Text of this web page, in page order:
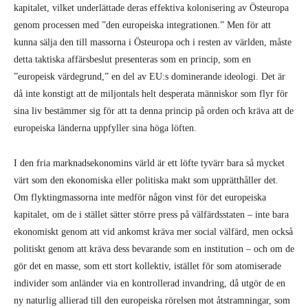
kapitalet, vilket underlättade deras effektiva kolonisering av Östeuropa
genom processen med ”den europeiska integrationen.” Men för att
kunna sälja den till massorna i Östeuropa och i resten av världen, måste
detta taktiska affärsbeslut presenteras som en princip, som en
”europeisk värdegrund,” en del av EU:s dominerande ideologi. Det är
då inte konstigt att de miljontals helt desperata människor som flyr för
sina liv bestämmer sig för att ta denna princip på orden och kräva att de
europeiska länderna uppfyller sina höga löften.
I den fria marknadsekonomins värld är ett löfte tyvärr bara så mycket
värt som den ekonomiska eller politiska makt som upprätthåller det.
Om flyktingmassorna inte medför någon vinst för det europeiska
kapitalet, om de i stället sätter större press på välfärdsstaten – inte bara
ekonomiskt genom att vid ankomst kräva mer social välfärd, men också
politiskt genom att kräva dess bevarande som en institution – och om de
gör det en masse, som ett stort kollektiv, istället för som atomiserade
individer som anländer via en kontrollerad invandring, då utgör de en
ny naturlig allierad till den europeiska rörelsen mot åtstramningar, som